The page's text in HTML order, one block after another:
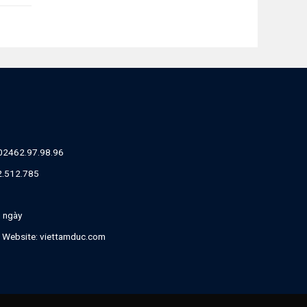
ngày
viettamduc.com